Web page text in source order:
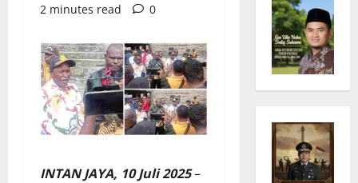
2 minutes read
0
INTAN JAYA, 10 Juli 2025–